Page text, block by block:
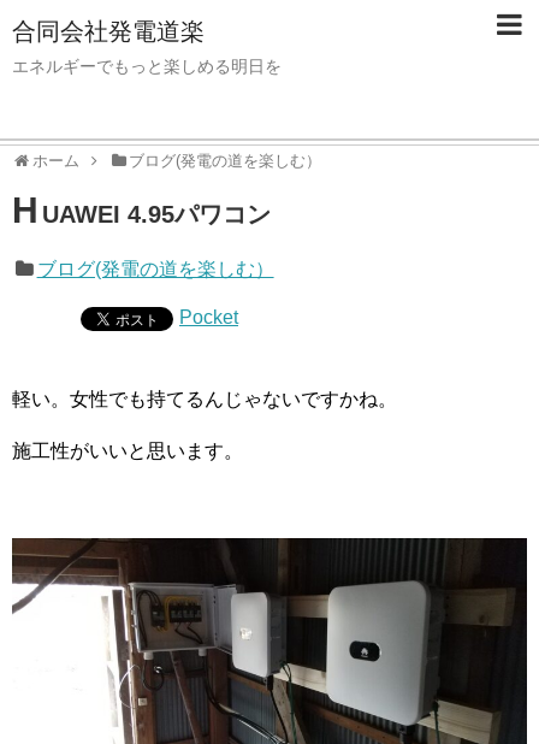
合同会社発電道楽
エネルギーでもっと楽しめる明日を
ホーム ブログ(発電の道を楽しむ）
H UAWEI 4.95パワコン
ブログ(発電の道を楽しむ）
Pocket
軽い。女性でも持てるんじゃないですかね。
施工性がいいと思います。